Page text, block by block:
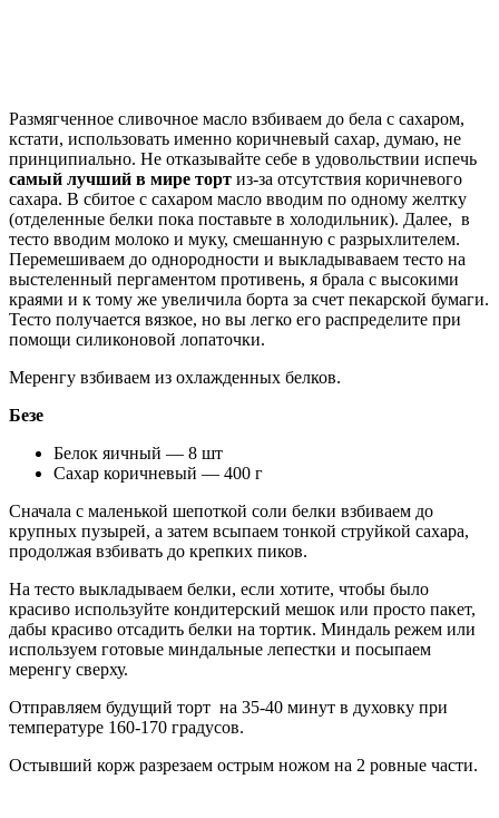
Размягченное сливочное масло взбиваем до бела с сахаром,
кстати, использовать именно коричневый сахар, думаю, не
принципиально. Не отказывайте себе в удовольствии испечь
самый лучший в мире торт из-за отсутствия коричневого
сахара. В сбитое с сахаром масло вводим по одному желтку
(отделенные белки пока поставьте в холодильник). Далее, в
тесто вводим молоко и муку, смешанную с разрыхлителем.
Перемешиваем до однородности и выкладываваем тесто на
выстеленный пергаментом противень, я брала с высокими
краями и к тому же увеличила борта за счет пекарской бумаги.
Тесто получается вязкое, но вы легко его распределите при
помощи силиконовой лопаточки.
Меренгу взбиваем из охлажденных белков.
Безе
Белок яичный — 8 шт
Сахар коричневый — 400 г
Сначала с маленькой шепоткой соли белки взбиваем до
крупных пузырей, а затем всыпаем тонкой струйкой сахара,
продолжая взбивать до крепких пиков.
На тесто выкладываем белки, если хотите, чтобы было
красиво используйте кондитерский мешок или просто пакет,
дабы красиво отсадить белки на тортик. Миндаль режем или
используем готовые миндальные лепестки и посыпаем
меренгу сверху.
Отправляем будущий торт на 35-40 минут в духовку при
температуре 160-170 градусов.
Остывший корж разрезаем острым ножом на 2 ровные части.